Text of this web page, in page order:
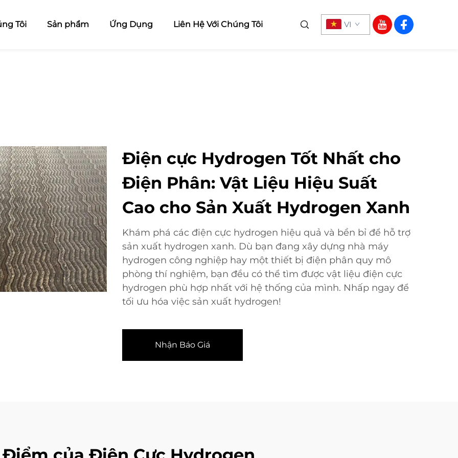
Tôi Sản phẩm Ứng Dụng Liên Hệ Với Chúng Tôi VI
Điện cực Hydrogen Tốt Nhất cho
Điện Phân: Vật Liệu Hiệu Suất
Cao cho Sản Xuất Hydrogen Xanh
Khám phá các điện cực hydrogen hiệu quả và bền bỉ để hỗ trợ
sản xuất hydrogen xanh. Dù bạn đang xây dựng nhà máy
hydrogen công nghiệp hay một thiết bị điện phân quy mô
phòng thí nghiệm, bạn đều có thể tìm được vật liệu điện cực
hydrogen phù hợp nhất với hệ thống của mình. Nhấp ngay để
tối ưu hóa việc sản xuất hydrogen!
Nhận Báo Giá